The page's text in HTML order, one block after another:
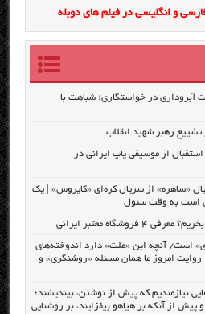
و انگلیسی در فیلم های دوبله
آبروداری در خواستگاری؛ شباهت با
از موسیقی پاپ ایرانی در
«ساهره» از سریال کره‌ای «کایروس» | یک
است به وقت سئول
معتبر ایرانی
است/ آنچه این «ملت» دارد اندوخته‌های
امروز ما همان مسئله «روشنگری» و
نیازمندیم که پیش از نوشتن، بیندیشند؛
از آنکه بر هیاهو بیفزایند، بر روشنایی